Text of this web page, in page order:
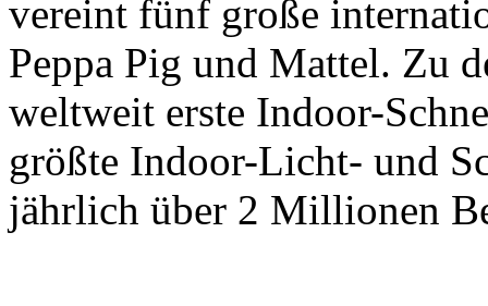
vereint fünf große
Peppa Pig und Mattel. Zu
weltweit erste Indoor-
größte Indoor-Licht- und
jährlich über 2 Millionen